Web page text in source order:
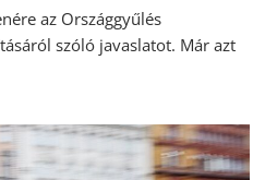
az Országgyűlés
szóló javaslatot. Már azt